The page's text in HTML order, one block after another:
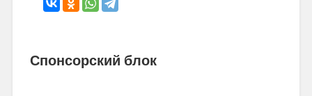
Спонсорский блок